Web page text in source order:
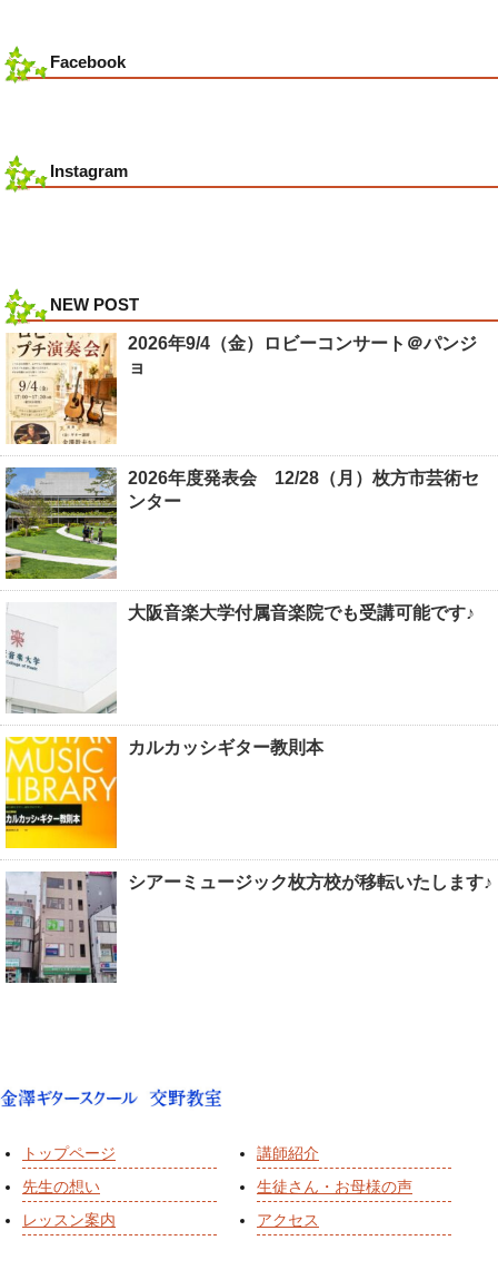
Facebook
Instagram
NEW POST
2026年9/4（金）ロビーコンサート＠パンジ
ョ
2026年度発表会 12/28（月）枚方市芸術セ
ンター
大阪音楽大学付属音楽院でも受講可能です♪
カルカッシギター教則本
シアーミュージック枚方校が移転いたします♪
トップページ
先生の想い
レッスン案内
講師紹介
生徒さん・お母様の声
アクセス